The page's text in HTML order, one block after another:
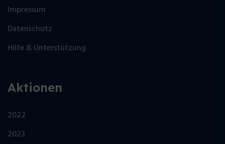
Impressum
Datenschutz
Hilfe & Unterstützung
Aktionen
2022
2023